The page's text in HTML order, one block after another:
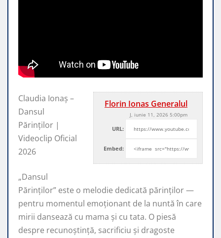
Florin Ionas Generalul
J, iunie 11, 2026 5:00pm
URL:
Embed:
Claudia Ionaș –
Dansul
Părinților |
Videoclip Oficial
2026
„Dansul
Părinților” este o melodie dedicată părinților —
pentru momentul emoționant de la nuntă în care
mirii dansează cu mama și cu tata. O piesă
despre recunoștință, sacrificiu și dragoste